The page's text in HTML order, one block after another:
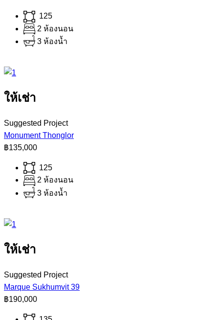
125
2 ห้องนอน
3 ห้องน้ำ
ให้เช่า
Suggested Project
Monument Thonglor
฿135,000
125
2 ห้องนอน
3 ห้องน้ำ
ให้เช่า
Suggested Project
Marque Sukhumvit 39
฿190,000